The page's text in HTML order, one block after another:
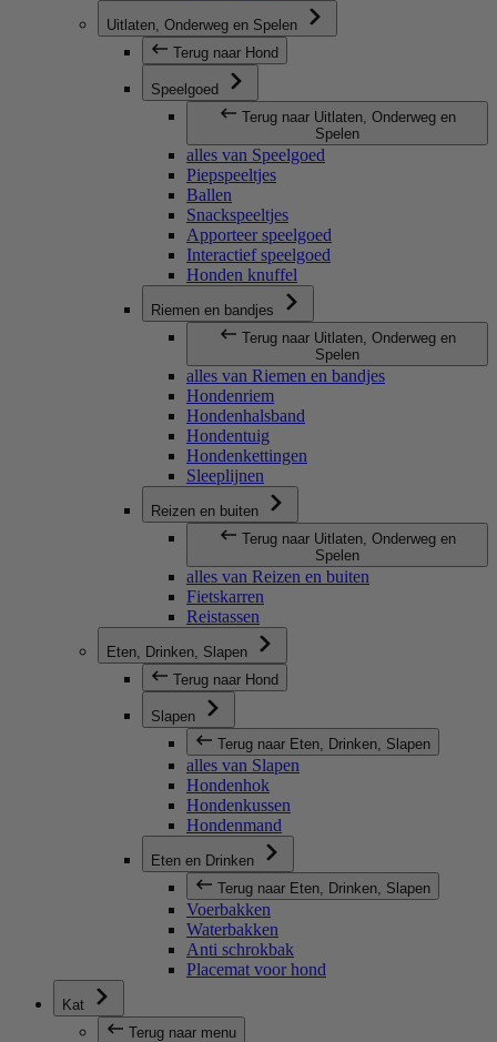
Uitlaten, Onderweg en Spelen
Terug naar Hond
Speelgoed
Terug naar Uitlaten, Onderweg en
Spelen
alles van Speelgoed
Piepspeeltjes
Ballen
Snackspeeltjes
Apporteer speelgoed
Interactief speelgoed
Honden knuffel
Riemen en bandjes
Terug naar Uitlaten, Onderweg en
Spelen
alles van Riemen en bandjes
Hondenriem
Hondenhalsband
Hondentuig
Hondenkettingen
Sleeplijnen
Reizen en buiten
Terug naar Uitlaten, Onderweg en
Spelen
alles van Reizen en buiten
Fietskarren
Reistassen
Eten, Drinken, Slapen
Terug naar Hond
Slapen
Terug naar Eten, Drinken, Slapen
alles van Slapen
Hondenhok
Hondenkussen
Hondenmand
Eten en Drinken
Terug naar Eten, Drinken, Slapen
Voerbakken
Waterbakken
Anti schrokbak
Placemat voor hond
Kat
Terug naar menu